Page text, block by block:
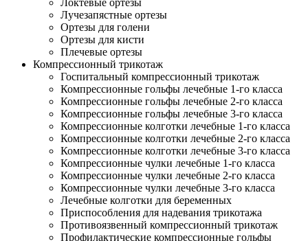
Локтевые ортезы
Лучезапястные ортезы
Ортезы для голени
Ортезы для кисти
Плечевые ортезы
Компрессионный трикотаж
Госпитальный компрессионный трикотаж
Компрессионные гольфы лечебные 1-го класса
Компрессионные гольфы лечебные 2-го класса
Компрессионные гольфы лечебные 3-го класса
Компрессионные колготки лечебные 1-го класса
Компрессионные колготки лечебные 2-го класса
Компрессионные колготки лечебные 3-го класса
Компрессионные чулки лечебные 1-го класса
Компрессионные чулки лечебные 2-го класса
Компрессионные чулки лечебные 3-го класса
Лечебные колготки для беременных
Приспособления для надевания трикотажа
Противоязвенный компрессионный трикотаж
Профилактические компрессионные гольфы